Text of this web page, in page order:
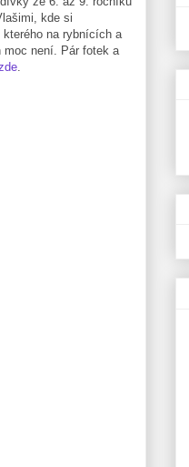
kde si
na rybnících a
moc není. Pár fotek a